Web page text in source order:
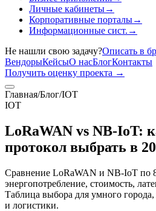
Личные кабинеты→
Корпоративные порталы→
Информационные сист. →
Не нашли свою задачу?Описать в
ВендорыКейсыО насБлогКонтакты
Получить оценку проекта →
Главная/Блог/IOT
IOT
LoRaWAN vs NB-IoT:
протокол выбрать в
Сравнение LoRaWAN и NB-IoT по
энергопотребление, стоимость,
Таблица выбора для умного
и логистики.